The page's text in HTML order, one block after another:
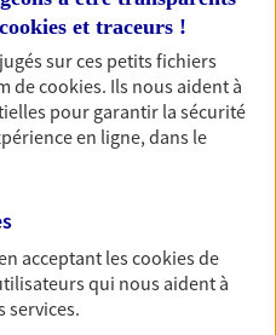
de la Vie
pâtissier en herbe
n'est à l'abri d'un
Ma Protection
de vie et vos
de la Vie
cookies et traceurs !
sur ces petits fichiers
decookies. Ils nous aident à
pour garantir la sécurité
en ligne, dans le
acceptant lescookiesde
qui nous aident à
services.